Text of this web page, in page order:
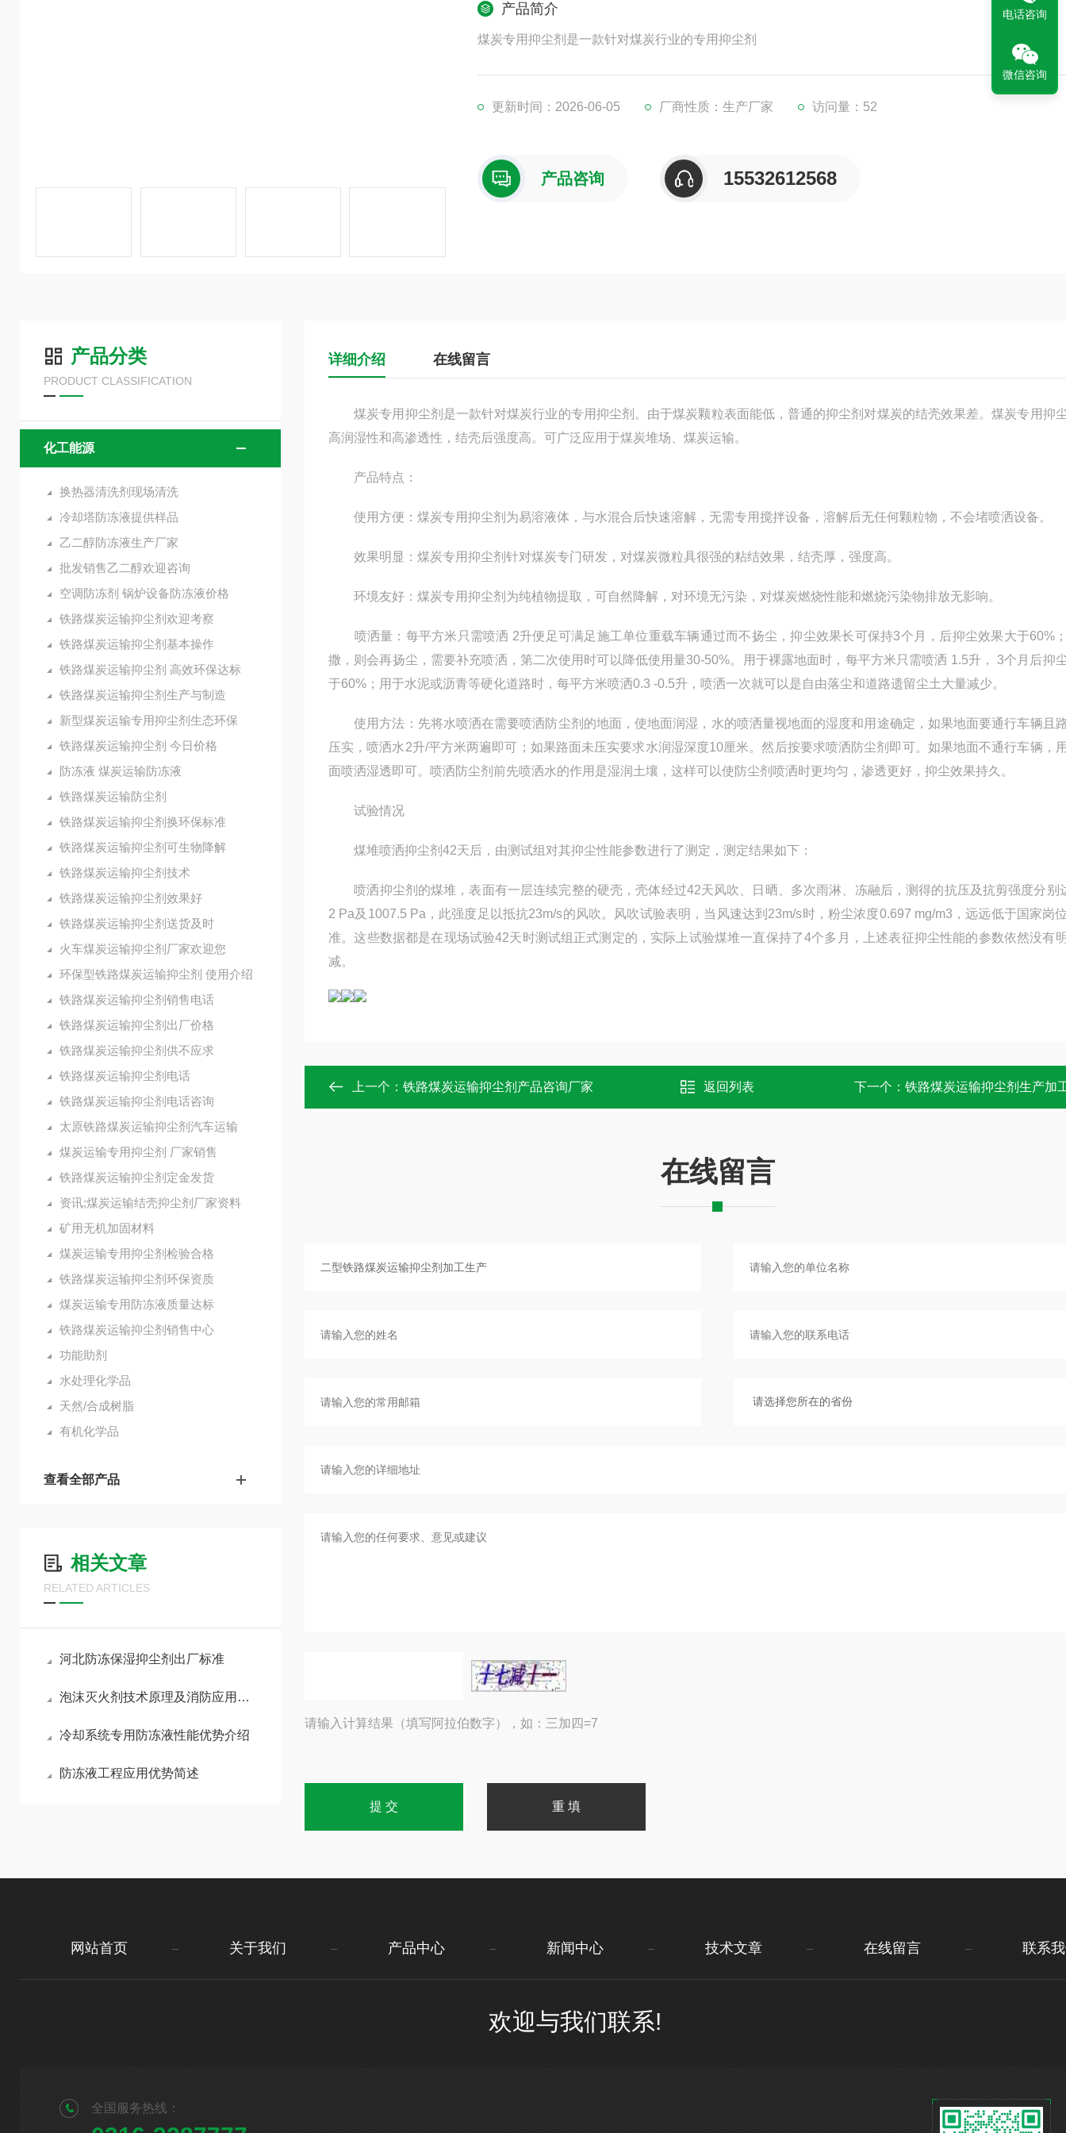
产品简介
煤炭专用抑尘剂是一款针对煤炭行业的专用抑尘剂
更新时间：2026-06-05 厂商性质：生产厂家 访问量：52
产品咨询 15532612568
产品分类
PRODUCT CLASSIFICATION
化工能源
换热器清洗剂现场清洗
冷却塔防冻液提供样品
乙二醇防冻液生产厂家
批发销售乙二醇欢迎咨询
空调防冻剂 锅炉设备防冻液价格
铁路煤炭运输抑尘剂欢迎考察
铁路煤炭运输抑尘剂基本操作
铁路煤炭运输抑尘剂 高效环保达标
铁路煤炭运输抑尘剂生产与制造
新型煤炭运输专用抑尘剂生态环保
铁路煤炭运输抑尘剂 今日价格
防冻液 煤炭运输防冻液
铁路煤炭运输防尘剂
铁路煤炭运输抑尘剂换环保标准
铁路煤炭运输抑尘剂可生物降解
铁路煤炭运输抑尘剂技术
铁路煤炭运输抑尘剂效果好
铁路煤炭运输抑尘剂送货及时
火车煤炭运输抑尘剂厂家欢迎您
环保型铁路煤炭运输抑尘剂 使用介绍
铁路煤炭运输抑尘剂销售电话
铁路煤炭运输抑尘剂出厂价格
铁路煤炭运输抑尘剂供不应求
铁路煤炭运输抑尘剂电话
铁路煤炭运输抑尘剂电话咨询
太原铁路煤炭运输抑尘剂汽车运输
煤炭运输专用抑尘剂 厂家销售
铁路煤炭运输抑尘剂定金发货
资讯;煤炭运输结壳抑尘剂厂家资料
矿用无机加固材料
煤炭运输专用抑尘剂检验合格
铁路煤炭运输抑尘剂环保资质
煤炭运输专用防冻液质量达标
铁路煤炭运输抑尘剂销售中心
功能助剂
水处理化学品
天然/合成树脂
有机化学品
查看全部产品
相关文章
RELATED ARTICLES
河北防冻保湿抑尘剂出厂标准
泡沫灭火剂技术原理及消防应用性能分析
冷却系统专用防冻液性能优势介绍
防冻液工程应用优势简述
详细介绍 在线留言
煤炭专用抑尘剂是一款针对煤炭行业的专用抑尘剂。由于煤炭颗粒表面能低，普通的抑尘剂对煤炭的结壳效果差。煤炭专用抑
高润湿性和高渗透性，结壳后强度高。可广泛应用于煤炭堆场、煤炭运输。
产品特点：
使用方便：煤炭专用抑尘剂为易溶液体，与水混合后快速溶解，无需专用搅拌设备，溶解后无任何颗粒物，不会堵喷洒设备。
效果明显：煤炭专用抑尘剂针对煤炭专门研发，对煤炭微粒具很强的粘结效果，结壳厚，强度高。
环境友好：煤炭专用抑尘剂为纯植物提取，可自然降解，对环境无污染，对煤炭燃烧性能和燃烧污染物排放无影响。
喷洒量：每平方米只需喷洒 2升便足可满足施工单位重载车辆通过而不扬尘，抑尘效果长可保持3个月，后抑尘效果大于60%
撒，则会再扬尘，需要补充喷洒，第二次使用时可以降低使用量30-50%。用于裸露地面时，每平方米只需喷洒 1.5升， 3个月后抑
于60%；用于水泥或沥青等硬化道路时，每平方米喷洒0.3 -0.5升，喷洒一次就可以是自由落尘和道路遗留尘土大量减少。
使用方法：先将水喷洒在需要喷洒防尘剂的地面，使地面润湿，水的喷洒量视地面的湿度和用途确定，如果地面要通行车辆且
压实，喷洒水2升/平方米两遍即可；如果路面未压实要求水润湿深度10厘米。然后按要求喷洒防尘剂即可。如果地面不通行车辆，
面喷洒湿透即可。喷洒防尘剂前先喷洒水的作用是湿润土壤，这样可以使防尘剂喷洒时更均匀，渗透更好，抑尘效果持久。
试验情况
煤堆喷洒抑尘剂42天后，由测试组对其抑尘性能参数进行了测定，测定结果如下：
喷洒抑尘剂的煤堆，表面有一层连续完整的硬壳，壳体经过42天风吹、日晒、多次雨淋、冻融后，测得的抗压及抗剪强度分别
2 Pa及1007.5 Pa，此强度足以抵抗23m/s的风吹。风吹试验表明，当风速达到23m/s时，粉尘浓度0.697 mg/m3，远远低于国家岗
准。这些数据都是在现场试验42天时测试组正式测定的，实际上试验煤堆一直保持了4个多月，上述表征抑尘性能的参数依然没有
减。
上一个： 铁路煤炭运输抑尘剂产品咨询厂家 返回列表 下一个： 铁路煤炭运输抑尘剂生产加
在线留言
请输入计算结果（填写阿拉伯数字），如：三加四=7
网站首页 关于我们 产品中心 新闻中心 技术文章 在线留言 联系
欢迎与我们联系!
全国服务热线：
电话咨询
微信咨询